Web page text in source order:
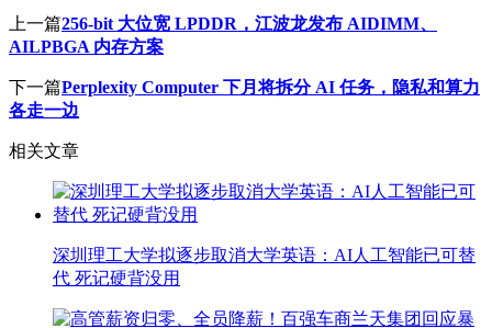
上一篇256-bit 大位宽 LPDDR，江波龙发布 AIDIMM、
AILPBGA 内存方案
下一篇Perplexity Computer 下月将拆分 AI 任务，隐私和算力
各走一边
相关文章
深圳理工大学拟逐步取消大学英语：AI人工智能已可替
代 死记硬背没用